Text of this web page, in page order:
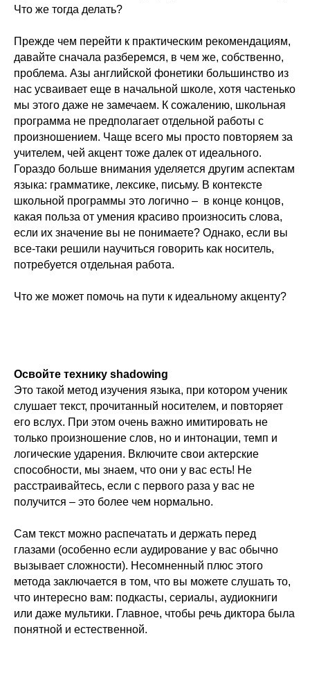
Что же тогда делать?
Прежде чем перейти к практическим рекомендациям,
давайте сначала разберемся, в чем же, собственно,
проблема. Азы английской фонетики большинство из
нас усваивает еще в начальной школе, хотя частенько
мы этого даже не замечаем. К сожалению, школьная
программа не предполагает отдельной работы с
произношением. Чаще всего мы просто повторяем за
учителем, чей акцент тоже далек от идеального.
Гораздо больше внимания уделяется другим аспектам
языка: грамматике, лексике, письму. В контексте
школьной программы это логично – в конце концов,
какая польза от умения красиво произносить слова,
если их значение вы не понимаете? Однако, если вы
все-таки решили научиться говорить как носитель,
потребуется отдельная работа.
Что же может помочь на пути к идеальному акценту?
Освойте технику shadowing
Это такой метод изучения языка, при котором ученик
слушает текст, прочитанный носителем, и повторяет
его вслух. При этом очень важно имитировать не
только произношение слов, но и интонации, темп и
логические ударения. Включите свои актерские
способности, мы знаем, что они у вас есть! Не
расстраивайтесь, если с первого раза у вас не
получится – это более чем нормально.
Сам текст можно распечатать и держать перед
глазами (особенно если аудирование у вас обычно
вызывает сложности). Несомненный плюс этого
метода заключается в том, что вы можете слушать то,
что интересно вам: подкасты, сериалы, аудиокниги
или даже мультики. Главное, чтобы речь диктора была
понятной и естественной.